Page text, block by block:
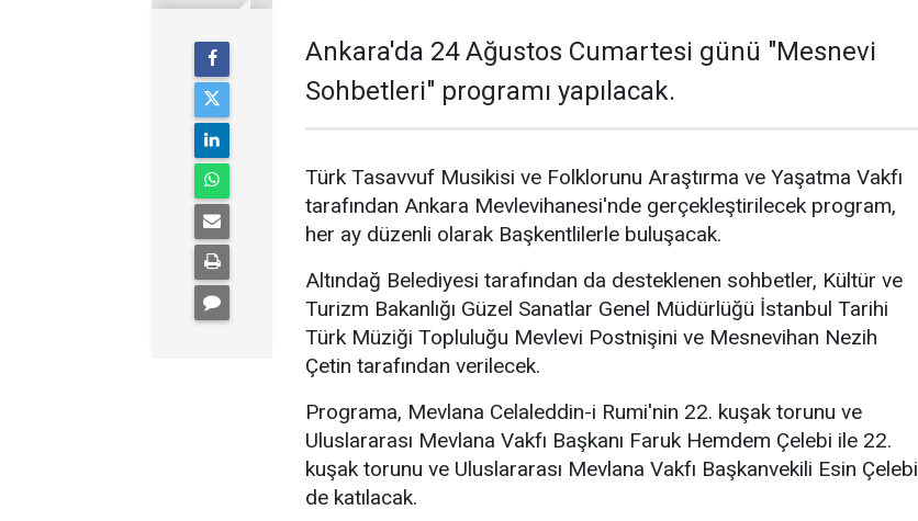
Ankara'da 24 Ağustos Cumartesi günü "Mesnevi
Sohbetleri" programı yapılacak.
Türk Tasavvuf Musikisi ve Folklorunu Araştırma ve Yaşatma Vakfı
tarafından Ankara Mevlevihanesi'nde gerçekleştirilecek program,
her ay düzenli olarak Başkentlilerle buluşacak.
Altındağ Belediyesi tarafından da desteklenen sohbetler, Kültür ve
Turizm Bakanlığı Güzel Sanatlar Genel Müdürlüğü İstanbul Tarihi
Türk Müziği Topluluğu Mevlevi Postnişini ve Mesnevihan Nezih
Çetin tarafından verilecek.
Programa, Mevlana Celaleddin-i Rumi'nin 22. kuşak torunu ve
Uluslararası Mevlana Vakfı Başkanı Faruk Hemdem Çelebi ile 22.
kuşak torunu ve Uluslararası Mevlana Vakfı Başkanvekili Esin Çelebi
de katılacak.